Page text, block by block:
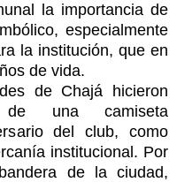
la importancia de
especialmente
la institución, que en
de vida.
de Chajá hicieron
una camiseta
del club, como
institucional. Por
de la ciudad,